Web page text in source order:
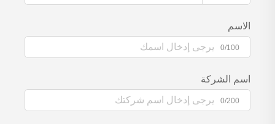
الاسم
0/100
اسم الشركة
0/200